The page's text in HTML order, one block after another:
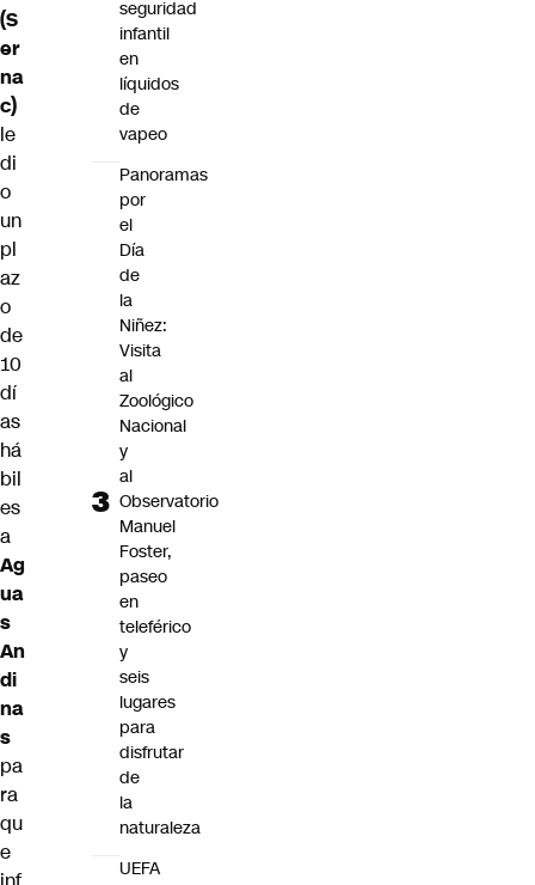
(S
er
na
c)
le
di
o
un
pl
az
o
de
10
dí
as
há
bil
es
a
Ag
ua
s
An
di
na
s
pa
ra
qu
e
seguridad
infantil
en
líquidos
de
vapeo
Panoramas
por
el
Día
de
la
Niñez:
Visita
al
Zoológico
Nacional
y
al
Observatorio
Manuel
Foster,
paseo
en
teleférico
y
seis
lugares
para
disfrutar
de
la
naturaleza
UEFA